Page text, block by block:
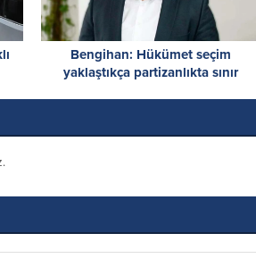
Bengihan: Hükümet seçim
yaklaştıkça partizanlıkta sınır